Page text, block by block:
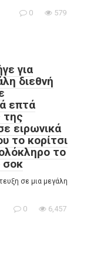
0 579
για
διεθνή
επτά
της
ειρωνικά
το κορίτσι
το
σοκ
σε μια μεγάλη
0 6,457